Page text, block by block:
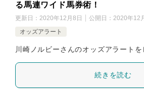
る馬連ワイド馬券術！
更新日： 2020年12月8日 公開日： 2020年12
オッズアラート
川崎ノルビーさんのオッズアラートを
続きを読む